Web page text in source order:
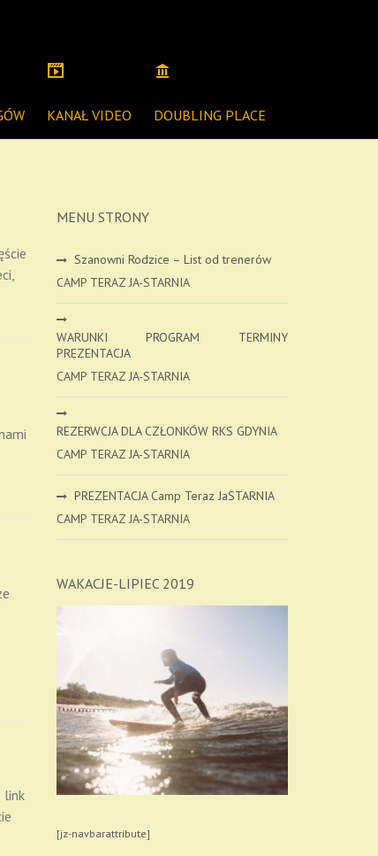
KANAŁ VIDEO DOUBLING PLACE
link
MENU STRONY
Szanowni Rodzice – List od trenerów
CAMP TERAZ JA-STARNIA
WARUNKI PROGRAM TERMINY
PREZENTACJA
CAMP TERAZ JA-STARNIA
REZERWCJA DLA CZŁONKÓW RKS GDYNIA
CAMP TERAZ JA-STARNIA
PREZENTACJA Camp Teraz JaSTARNIA
CAMP TERAZ JA-STARNIA
WAKACJE-LIPIEC 2019
[jz-navbarattribute]